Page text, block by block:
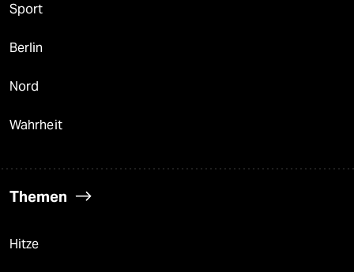
Sport
Berlin
Nord
Wahrheit
Themen
Hitze